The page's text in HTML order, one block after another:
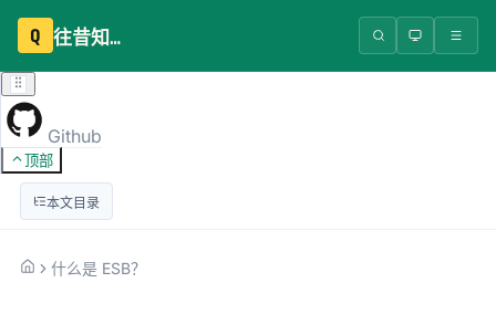
Q 往昔知识库
Github
顶部
本文目录
什么是 ESB？